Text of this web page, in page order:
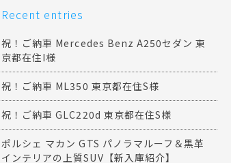
Recent entries
祝！ご納車 Mercedes Benz A250セダン 東
京都在住I様
祝！ご納車 ML350 東京都在住S様
祝！ご納車 GLC220d 東京都在住S様
ポルシェ マカン GTS パノラマルーフ＆黒革
インテリアの上質SUV【新入庫紹介】